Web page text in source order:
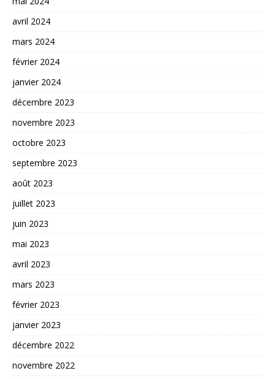
avril 2024
mars 2024
février 2024
janvier 2024
décembre 2023
novembre 2023
octobre 2023
septembre 2023
août 2023
juillet 2023
juin 2023
mai 2023
avril 2023
mars 2023
février 2023
janvier 2023
décembre 2022
novembre 2022